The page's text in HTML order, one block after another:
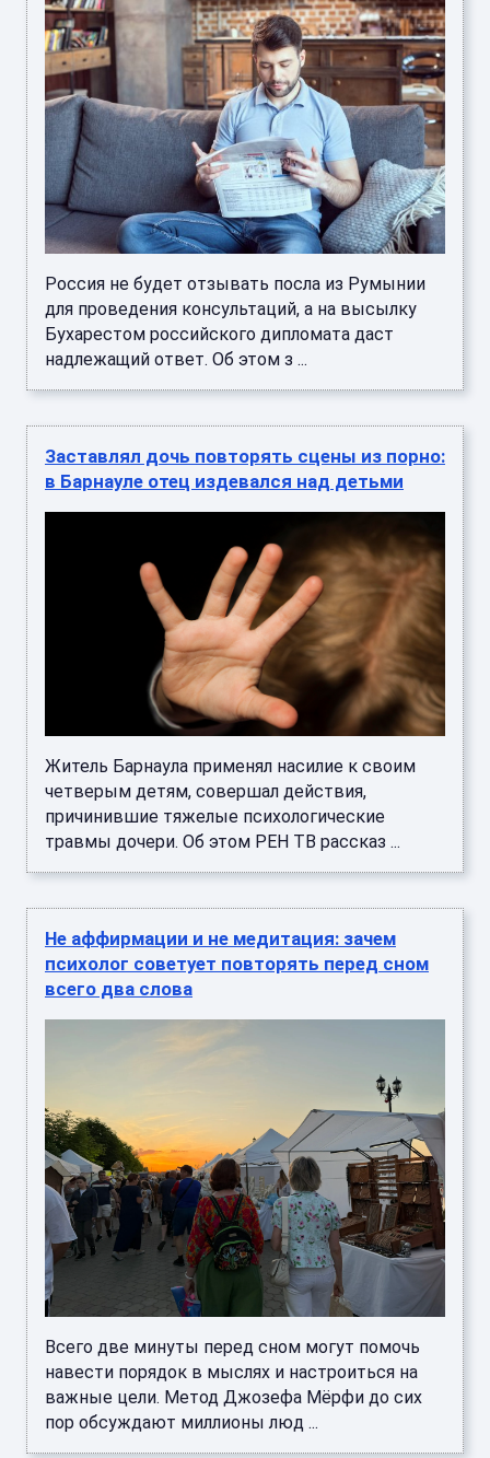
Россия не будет отзывать посла из Румынии
для проведения консультаций, а на высылку
Бухарестом российского дипломата даст
надлежащий ответ. Об этом з ...
Заставлял дочь повторять сцены из порно:
в Барнауле отец издевался над детьми
Житель Барнаула применял насилие к своим
четверым детям, совершал действия,
причинившие тяжелые психологические
травмы дочери. Об этом РЕН ТВ рассказ ...
Не аффирмации и не медитация: зачем
психолог советует повторять перед сном
всего два слова
Всего две минуты перед сном могут помочь
навести порядок в мыслях и настроиться на
важные цели. Метод Джозефа Мёрфи до сих
пор обсуждают миллионы люд ...